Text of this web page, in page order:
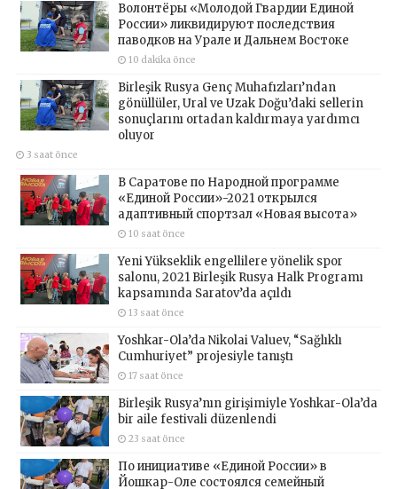
Волонтёры «Молодой Гвардии Единой
России» ликвидируют последствия
паводков на Урале и Дальнем Востоке
10 dakika önce
Birleşik Rusya Genç Muhafızları’ndan
gönüllüler, Ural ve Uzak Doğu’daki sellerin
sonuçlarını ortadan kaldırmaya yardımcı
oluyor
3 saat önce
В Саратове по Народной программе
«Единой России»-2021 открылся
адаптивный спортзал «Новая высота»
10 saat önce
Yeni Yükseklik engellilere yönelik spor
salonu, 2021 Birleşik Rusya Halk Programı
kapsamında Saratov’da açıldı
13 saat önce
Yoshkar-Ola’da Nikolai Valuev, “Sağlıklı
Cumhuriyet” projesiyle tanıştı
17 saat önce
Birleşik Rusya’nın girişimiyle Yoshkar-Ola’da
bir aile festivali düzenlendi
23 saat önce
По инициативе «Единой России» в
Йошкар-Оле состоялся семейный